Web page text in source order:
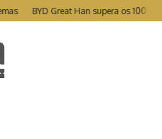
BYD Great Han supera os 1000km